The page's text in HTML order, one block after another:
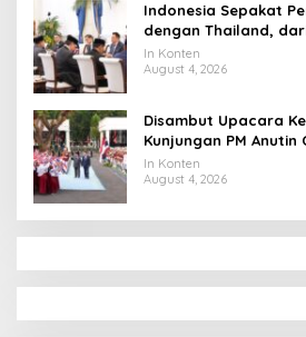
Indonesia Sepakat
dengan Thailand,
Ekonomi Digital
In Konten
August 4, 2026
Disambut Upacara
Kunjungan PM
Hubungan Indonesia-
In Konten
August 4, 2026